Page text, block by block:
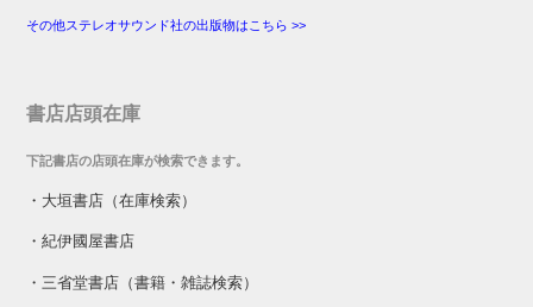
その他ステレオサウンド社の出版物はこちら >>
書店店頭在庫
下記書店の店頭在庫が検索できます。
・ 大垣書店（在庫検索）
・紀伊國屋書店
・ 三省堂書店（書籍・雑誌検索）